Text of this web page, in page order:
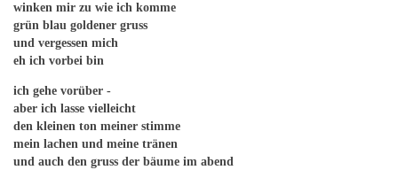
winken mir zu wie ich komme
grün blau goldener gruss
und vergessen mich
eh ich vorbei bin
ich gehe vorüber -
aber ich lasse vielleicht
den kleinen ton meiner stimme
mein lachen und meine tränen
und auch den gruss der bäume im abend